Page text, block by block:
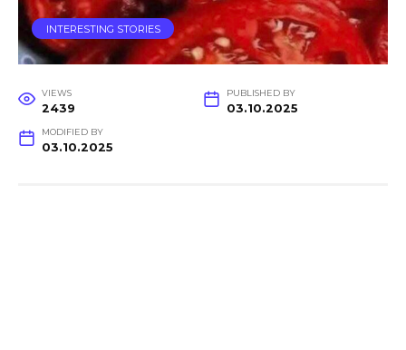
INTERESTING STORIES
VIEWS
2439
PUBLISHED BY
03.10.2025
MODIFIED BY
03.10.2025